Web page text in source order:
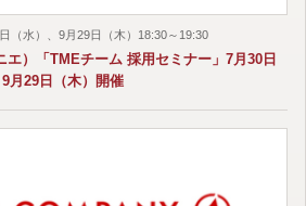
（水）、9月29日（木）18:30～19:30
エ）「TMEチーム 採用セミナー」7月30日
9月29日（木）開催